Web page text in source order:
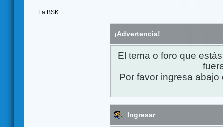
La BSK
¡Advertencia!
El tema o foro que
Por favor ingresa
Ingresar